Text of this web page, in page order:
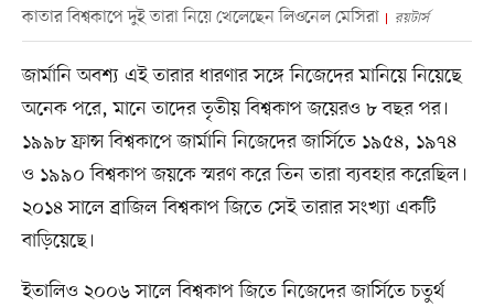
কাতার বিশ্বকাপে দুই তারা নিয়ে খেলেছেন লিওনেল মেসিরা রয়টার্স
জার্মানি অবশ্য এই তারার ধারণার সঙ্গে নিজেদের মানিয়ে নিয়েছে
অনেক পরে, মানে তাদের তৃতীয় বিশ্বকাপ জয়েরও ৮ বছর পর।
১৯৯৮ ফ্রান্স বিশ্বকাপে জার্মানি নিজেদের জার্সিতে ১৯৫৪, ১৯৭৪
ও ১৯৯০ বিশ্বকাপ জয়কে স্মরণ করে তিন তারা ব্যবহার করেছিল।
২০১৪ সালে ব্রাজিল বিশ্বকাপ জিতে সেই তারার সংখ্যা একটি
বাড়িয়েছে।
ইতালিও ২০০৬ সালে বিশ্বকাপ জিতে নিজেদের জার্সিতে চতুর্থ